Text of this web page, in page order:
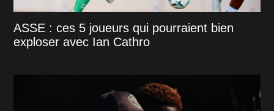
ASSE : ces 5 joueurs qui pourraient bien
exploser avec Ian Cathro